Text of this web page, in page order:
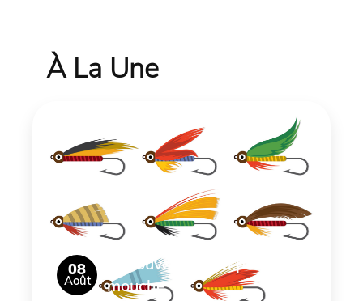
À La Une
08
Août
Découverte de la pêche à la
mouche